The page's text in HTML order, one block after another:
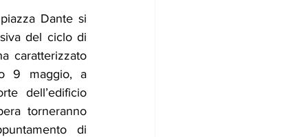
Dante si
del ciclo di
caratterizzato
9 maggio, a
dell’edificio
torneranno
di